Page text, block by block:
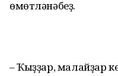
өмөтләнәбеҙ.
– Ҡыҙҙар, малайҙар